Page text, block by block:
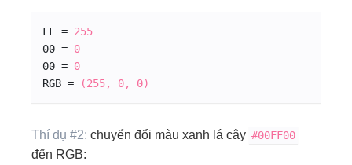
FF = 255
00 = 0
00 = 0
RGB =
(255, 0, 0)
Thí dụ #2: chuyển đổi màu xanh lá cây #00FF00
đến RGB: